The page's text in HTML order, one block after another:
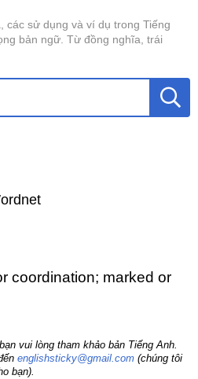
các sử dụng và ví dụ trong Tiếng
bản ngữ. Từ đồng nghĩa, trái
coordination; marked or
vui lòng tham khảo bản Tiếng Anh.
englishsticky@gmail.com (chúng tôi
bạn).